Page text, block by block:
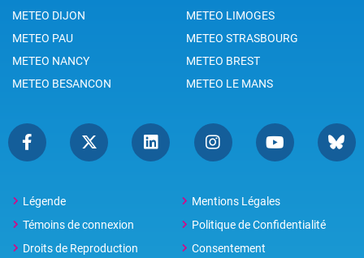
METEO DIJON
METEO LIMOGES
METEO PAU
METEO STRASBOURG
METEO NANCY
METEO BREST
METEO BESANCON
METEO LE MANS
Légende
Mentions Légales
Témoins de connexion
Politique de Confidentialité
Droits de Reproduction
Consentement